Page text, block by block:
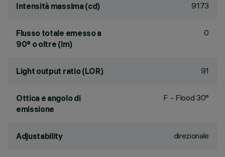
Intensità massima (cd) 9173
Flusso totale emesso a
90° o oltre (lm)
0
Light output ratio (LOR) 91
Ottica e angolo di
emissione
F - Flood 30°
Adjustability direzionale